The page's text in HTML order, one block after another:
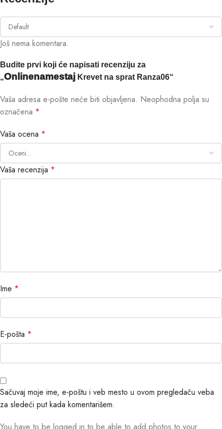
Još nema komentara.
Budite prvi koji će napisati recenziju za
„Onlinenamestaj Krevet na sprat Ranza06“
Vaša adresa e-pošte neće biti objavljena. Neophodna polja su
označena *
Vaša ocena *
Vaša recenzija *
Ime *
E-pošta *
Sačuvaj moje ime, e-poštu i veb mesto u ovom pregledaču veba
za sledeći put kada komentarišem.